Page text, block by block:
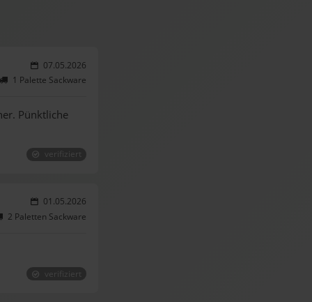
07.05.2026
1 Palette Sackware
Pünktliche
verifiziert
01.05.2026
2 Paletten Sackware
verifiziert